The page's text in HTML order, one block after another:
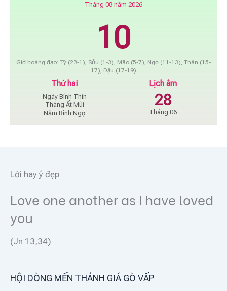
Tháng 08 năm 2026
10
Giờ hoàng đạo: Tý (23-1), Sửu (1-3), Mão (5-7), Ngọ (11-13), Thân (15-
17), Dậu (17-19)
Thứ hai
Ngày Bính Thìn
Tháng Ất Mùi
Năm Bính Ngọ
Lịch âm
28
Tháng 06
Lời hay ý đẹp
Love one another as I have loved
you
(Jn 13,34)
HỘI DÒNG MẾN THÁNH GIÁ GÒ VẤP